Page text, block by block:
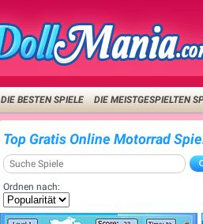
DIE BESTEN SPIELE DIE MEISTGESPIELTEN
Top Gratis Online Motorrad
Ordnen nach: